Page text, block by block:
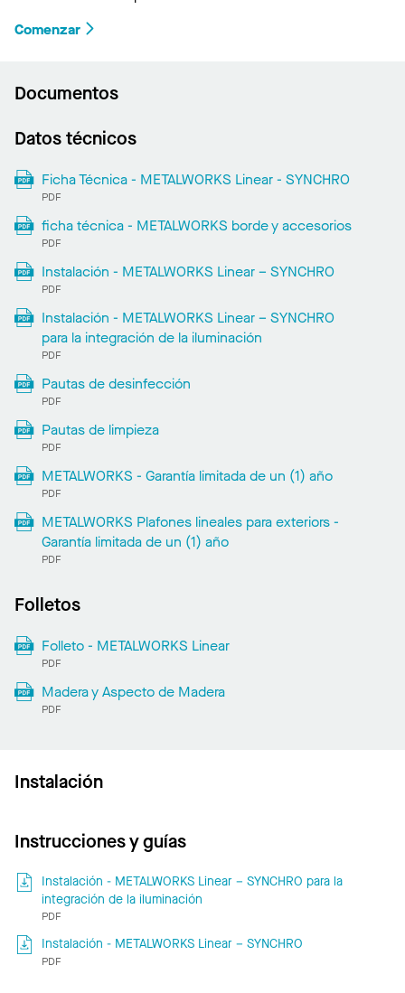
Comenzar
Documentos
Datos técnicos
Ficha Técnica - METALWORKS Linear - SYNCHRO
PDF
ficha técnica - METALWORKS borde y accesorios
PDF
Instalación - METALWORKS Linear – SYNCHRO
PDF
Instalación - METALWORKS Linear – SYNCHRO
para la integración de la iluminación
PDF
Pautas de desinfección
PDF
Pautas de limpieza
PDF
METALWORKS - Garantía limitada de un (1) año
PDF
METALWORKS Plafones lineales para exteriors -
Garantía limitada de un (1) año
PDF
Folletos
Folleto - METALWORKS Linear
PDF
Madera y Aspecto de Madera
PDF
Instalación
Instrucciones y guías
Instalación - METALWORKS Linear – SYNCHRO para la
integración de la iluminación
PDF
Instalación - METALWORKS Linear – SYNCHRO
PDF